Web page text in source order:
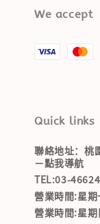
We accept
Quick links
聯絡地址：桃
－點我導航
TEL:03-
營業時間:星
營業時間:星